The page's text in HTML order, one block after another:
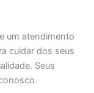
um atendimento
cuidar dos seus
Seus